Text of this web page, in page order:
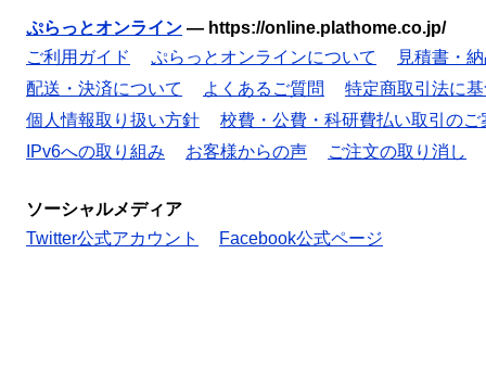
ぷらっとオンライン — https://online.plathome.co.jp/
ご利用ガイド
ぷらっとオンラインについて
見積書・
配送・決済について
よくあるご質問
特定商取引法に
個人情報取り扱い方針
校費・公費・科研費払い取引のご
IPv6への取り組み
お客様からの声 ご注文の取り消し
ソーシャルメディア
Twitter公式アカウント
Facebook公式ページ